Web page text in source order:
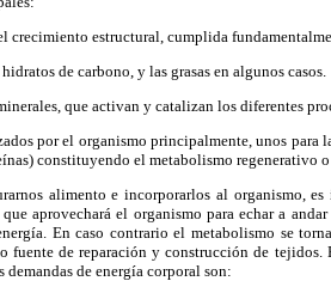
crecimiento estructural, cumplida
de carbono, y las grasas en algunos casos.
que activan y catalizan los diferentes
por el organismo principalmente, unos
constituyendo el metabolismo regenerativo
alimento e incorporarlos al organismo,
aprovechará el organismo para echar a
En caso contrario el metabolismo se
de reparación y construcción de
demandas de energía corporal son: